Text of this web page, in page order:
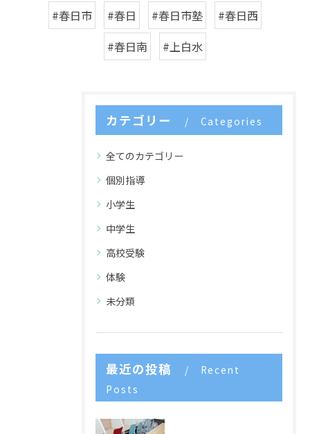
#春日市 #春日 #春日市塾
#春日西
#春日南
#上白水
カテゴリー Categories
全てのカテゴリー
個別指導
小学生
中学生
高校受験
体験
未分類
最近の投稿
Recent
Posts